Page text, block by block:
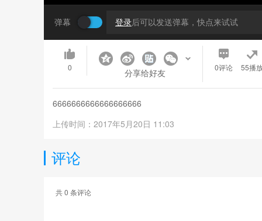
弹幕 登录后可以发送弹幕，快点来试试
0 分享给好友 0评论 55播
6666666666666666666
上传时间：2017年5月20日 11:03
评论
共0 条评论